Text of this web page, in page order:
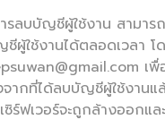
ลบบัญชีผู้ใช้งาน สามารถ
ผู้ใช้งานได้ตลอดเวลา โ
เพื่
ากที่ได้ลบบัญชีผู้ใช้งานแ
ร์ฟเวอร์จะถูกล้างออกแล